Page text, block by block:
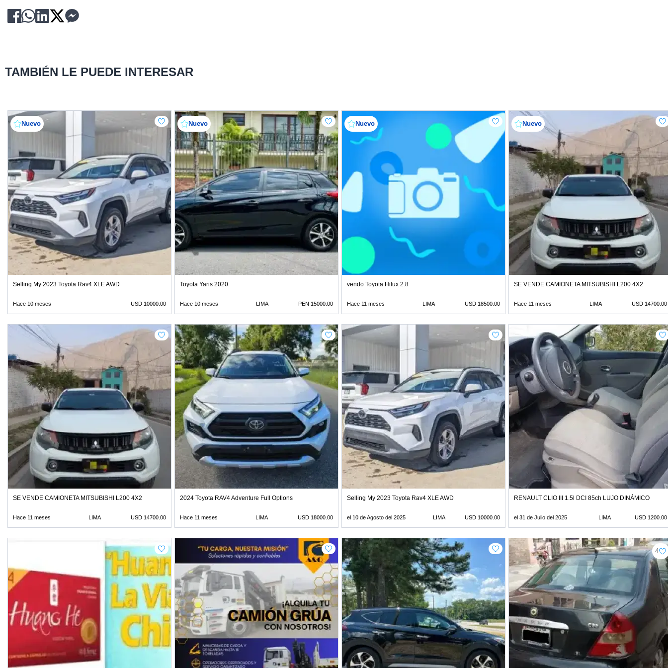
TAMBIÉN LE PUEDE INTERESAR
Nuevo
Selling My 2023 Toyota Rav4 XLE AWD
Hace 10 meses USD 10000.00
Nuevo
Toyota Yaris 2020
Hace 10 meses LIMA PEN 15000.00
Nuevo
vendo Toyota Hilux 2.8
Hace 11 meses LIMA USD 18500.00
Nuevo
SE VENDE CAMIONETA MITSUBISHI L200 4X2
Hace 11 meses LIMA USD 14700.00
SE VENDE CAMIONETA MITSUBISHI L200 4X2
Hace 11 meses LIMA USD 14700.00
2024 Toyota RAV4 Adventure Full Options
Hace 11 meses LIMA USD 18000.00
Selling My 2023 Toyota Rav4 XLE AWD
el 10 de Agosto del 2025 LIMA USD 10000.00
RENAULT CLIO III 1.5l DCI 85ch LUJO DINÁMICO
el 31 de Julio del 2025 LIMA USD 1200.00
4